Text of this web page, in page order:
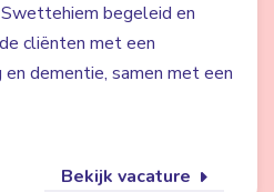
begeleid en
cliënten met een
dementie, samen met een
Bekijk vacature